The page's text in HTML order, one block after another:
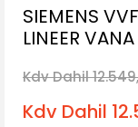
SIEMENS
LINEER VANA
Kdv Dahil
Kdv Dahil